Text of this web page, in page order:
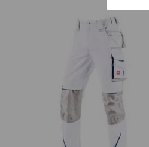
Bundhose e.s.motion 2020